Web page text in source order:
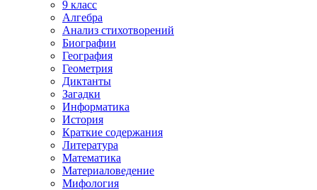
9 класс
Алгебра
Анализ стихотворений
Биографии
География
Геометрия
Диктанты
Загадки
Информатика
История
Краткие содержания
Литература
Математика
Материаловедение
Мифология